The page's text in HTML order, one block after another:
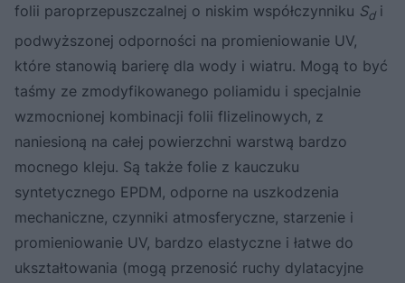
folii paroprzepuszczalnej o niskim współczynniku Sdi
podwyższonej odporności na promieniowanie UV,
które stanowią barierę dla wody i wiatru. Mogą to być
taśmy ze zmodyfikowanego poliamidu i specjalnie
wzmocnionej kombinacji folii flizelinowych, z
naniesioną na całej powierzchni warstwą bardzo
mocnego kleju. Są także folie z kauczuku
syntetycznego EPDM, odporne na uszkodzenia
mechaniczne, czynniki atmosferyczne, starzenie i
promieniowanie UV, bardzo elastyczne i łatwe do
ukształtowania (mogą przenosić ruchy dylatacyjne